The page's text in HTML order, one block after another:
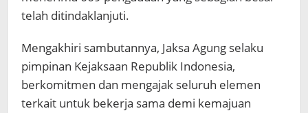
telah ditindaklanjuti.
Mengakhiri sambutannya, Jaksa Agung selaku
pimpinan Kejaksaan Republik Indonesia,
berkomitmen dan mengajak seluruh elemen
terkait untuk bekerja sama demi kemajuan